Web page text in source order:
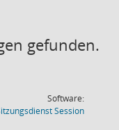
gefunden.
Software:
Session(Wird in